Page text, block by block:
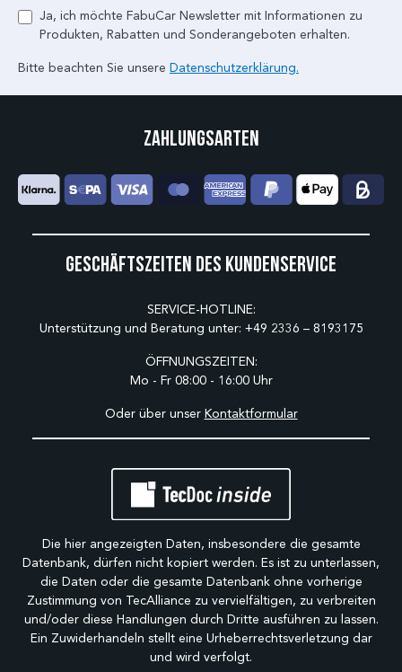
Ja, ich möchte FabuCar Newsletter mit Informationen zu
Produkten, Rabatten und Sonderangeboten erhalten.
Bitte beachten Sie unsere Datenschutzerklärung.
Geschäftszeiten des Kundenservice
SERVICE-HOTLINE:
Unterstützung und Beratung unter: +49 2336 – 8193175
ÖFFNUNGSZEITEN:
Mo - Fr 08:00 - 16:00 Uhr
Oder über unser Kontaktformular
Zahlungsarten
Die hier angezeigten Daten, insbesondere die gesamte
Datenbank, dürfen nicht kopiert werden. Es ist zu unterlassen,
die Daten oder die gesamte Datenbank ohne vorherige
Zustimmung von TecAlliance zu vervielfältigen, zu verbreiten
und/oder diese Handlungen durch Dritte ausführen zu lassen.
Ein Zuwiderhandeln stellt eine Urheberrechtsverletzung dar
und wird verfolgt.